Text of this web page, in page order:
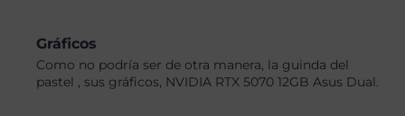
Gráficos
Como no podría ser de otra manera, la guinda del
pastel , sus gráficos, NVIDIA RTX 5070 12GB Asus Dual.